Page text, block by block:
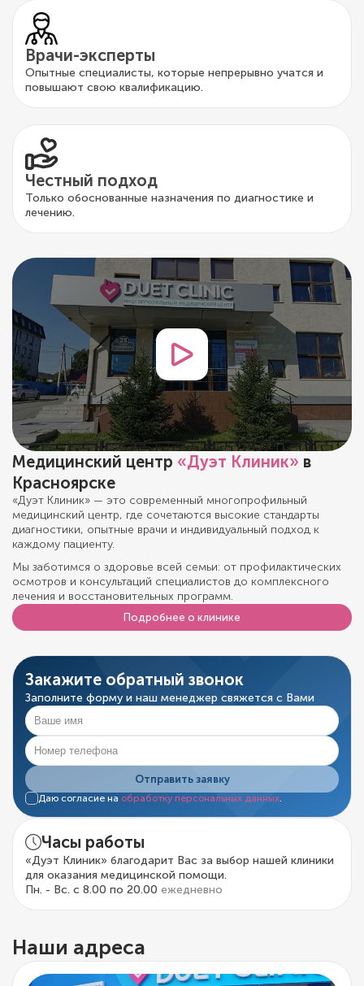
Врачи-эксперты
Опытные специалисты, которые непрерывно учатся и
повышают свою квалификацию.
Честный подход
Только обоснованные назначения по диагностике и
лечению.
Медицинский центр «Дуэт Клиник» в
Красноярске
«Дуэт Клиник» — это современный многопрофильный
медицинский центр, где сочетаются высокие стандарты
диагностики, опытные врачи и индивидуальный подход к
каждому пациенту.
Мы заботимся о здоровье всей семьи: от профилактических
осмотров и консультаций специалистов до комплексного
лечения и восстановительных программ.
Подробнее о клинике
Закажите обратный звонок
Заполните форму и наш менеджер свяжется с Вами
Отправить заявку
Даю согласие на обработку персональных данных.
Часы работы
«Дуэт Клиник» благодарит Вас за выбор нашей клиники
для оказания медицинской помощи.
Пн. - Вс. с 8.00 по 20.00 ежедневно
Наши адреса